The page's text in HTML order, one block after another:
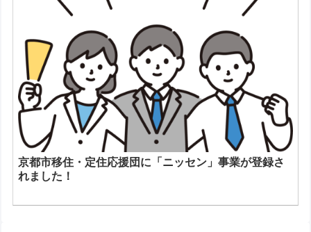
京都市移住・定住応援団に「ニッセン」事業が登録さ
れました！